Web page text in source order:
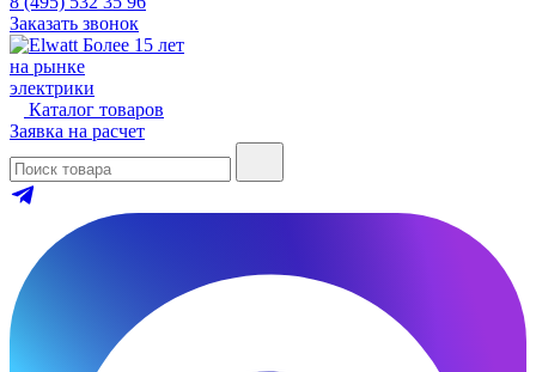
Заказать звонок
Более 15 лет
на рынке
электрики
Каталог товаров
Заявка на расчет